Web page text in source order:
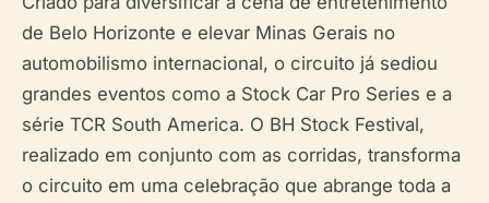
de Belo Horizonte e elevar Minas Gerais no
automobilismo internacional, o circuito já sediou
grandes eventos como a Stock Car Pro Series e a
série TCR South America. O BH Stock Festival,
realizado em conjunto com as corridas, transforma
o circuito em uma celebração que abrange toda a